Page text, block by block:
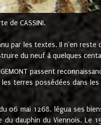
de CASSINI.
par les textes. Il n'en
du neuf à quelques
passent
les terres possédées dans
06 mai 1268, légua ses
dauphin du Viennois. Le